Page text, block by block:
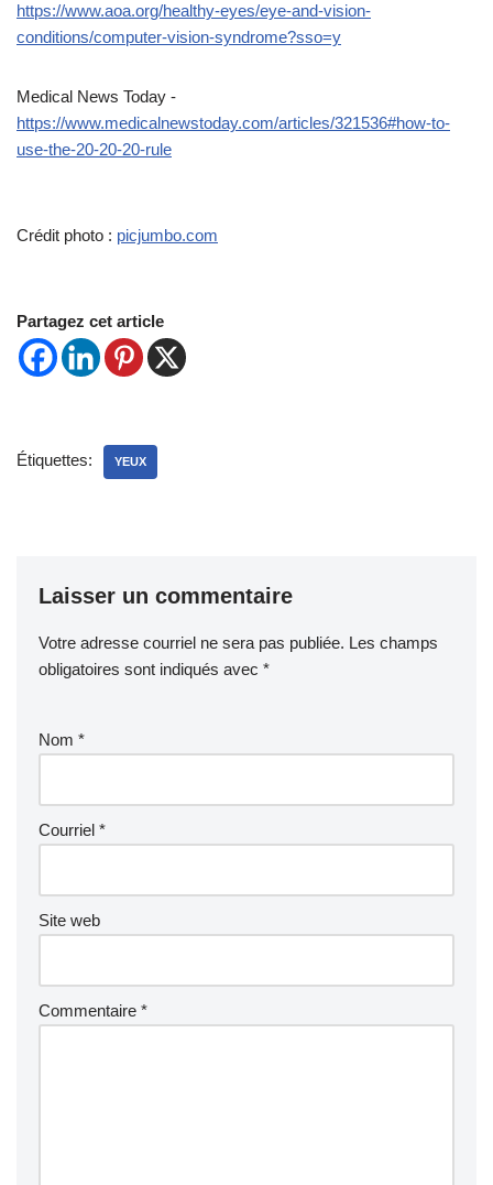
https://www.aoa.org/healthy-eyes/eye-and-vision-
conditions/computer-vision-syndrome?sso=y
Medical News Today -
https://www.medicalnewstoday.com/articles/321536#how-to-
use-the-20-20-20-rule
Crédit photo : picjumbo.com
Partagez cet article
Étiquettes: YEUX
Laisser un commentaire
Votre adresse courriel ne sera pas publiée. Les champs
obligatoires sont indiqués avec *
Nom *
Courriel *
Site web
Commentaire *